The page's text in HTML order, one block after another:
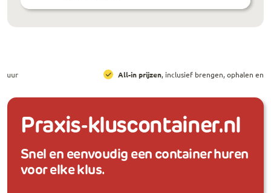
All-in prijzen, inclusief brengen, ophalen en huur
Praxis-kluscontainer.nl
Snel en eenvoudig een container huren
voor elke klus.